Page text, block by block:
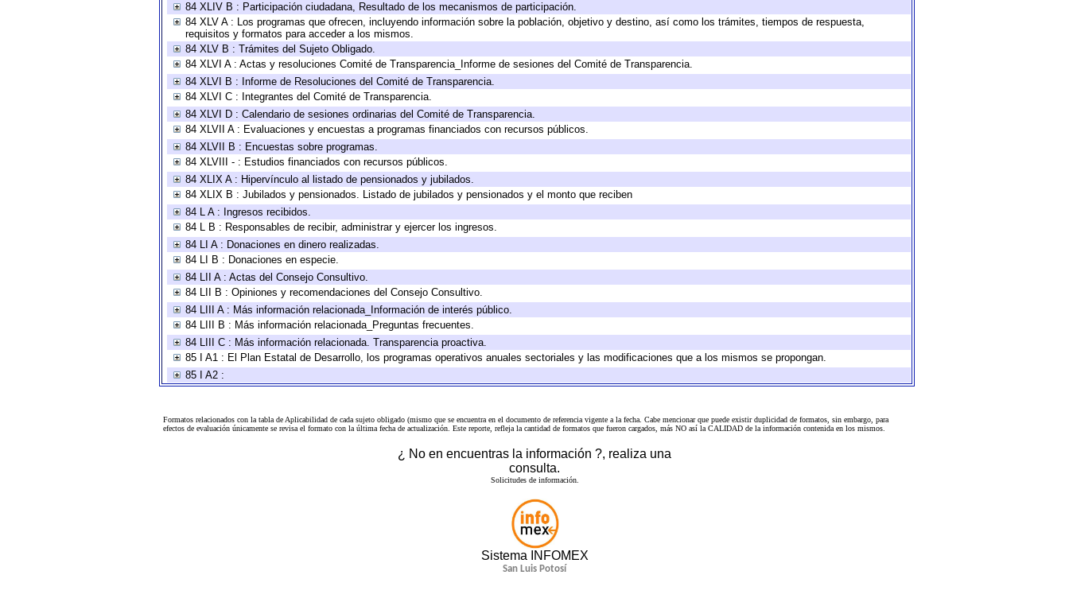
84 XLIV B : Participación ciudadana, Resultado de los mecanismos de participación.
84 XLV A : Los programas que ofrecen, incluyendo información sobre la población, objetivo y destino, así como los trámites, tiempos de respuesta,
requisitos y formatos para acceder a los mismos.
84 XLV B : Trámites del Sujeto Obligado.
84 XLVI A : Actas y resoluciones Comité de Transparencia_Informe de sesiones del Comité de Transparencia.
84 XLVI B : Informe de Resoluciones del Comité de Transparencia.
84 XLVI C : Integrantes del Comité de Transparencia.
84 XLVI D : Calendario de sesiones ordinarias del Comité de Transparencia.
84 XLVII A : Evaluaciones y encuestas a programas financiados con recursos públicos.
84 XLVII B : Encuestas sobre programas.
84 XLVIII - : Estudios financiados con recursos públicos.
84 XLIX A : Hipervínculo al listado de pensionados y jubilados.
84 XLIX B : Jubilados y pensionados. Listado de jubilados y pensionados y el monto que reciben
84 L A : Ingresos recibidos.
84 L B : Responsables de recibir, administrar y ejercer los ingresos.
84 LI A : Donaciones en dinero realizadas.
84 LI B : Donaciones en especie.
84 LII A : Actas del Consejo Consultivo.
84 LII B : Opiniones y recomendaciones del Consejo Consultivo.
84 LIII A : Más información relacionada_Información de interés público.
84 LIII B : Más información relacionada_Preguntas frecuentes.
84 LIII C : Más información relacionada. Transparencia proactiva.
85 I A1 : El Plan Estatal de Desarrollo, los programas operativos anuales sectoriales y las modificaciones que a los mismos se propongan.
85 I A2 :
Formatos relacionados con la tabla de Aplicabilidad de cada sujeto obligado (mismo que se encuentra en el documento de referenciavigente a la fecha. Cabe mencionar que puede existir duplicidad de formatos, sin embargo, para
efectos de evaluación únicamente se revisa el formato con la última fecha de actualización. Este reporte, refleja la cantidad de formatos que fueron cargados, más NO así la CALIDAD de la información contenida en los mismos.
¿ No en encuentras la información ?, realiza una
consulta.
Solicitudes de información.
Sistema INFOMEX
San Luis Potosí